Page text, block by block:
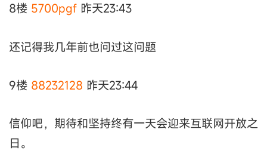
8楼 5700pgf 昨天23:43
还记得我几年前也问过这问题
9楼 88232128 昨天23:44
信仰吧，期待和坚持终有一天会迎来互联网开放之
日。